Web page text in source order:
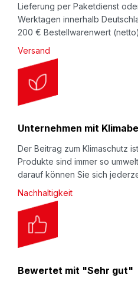
Lieferung per Paketdienst
Werktagen innerhalb
200 € Bestellwarenwert
Versand
Unternehmen mit
Der Beitrag zum Klimaschutz
Produkte sind immer so
darauf können Sie sich
Nachhaltigkeit
Bewertet mit "Sehr gut"